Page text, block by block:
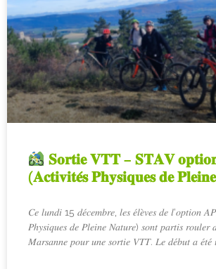
𝐒𝐨𝐫𝐭𝐢𝐞 𝐕𝐓𝐓 – 𝐒𝐓𝐀𝐕
(𝐀𝐜𝐭𝐢𝐯𝐢𝐭𝐞́𝐬 𝐏𝐡𝐲𝐬𝐢𝐪𝐮𝐞𝐬 𝐝𝐞
𝐶𝑒 𝑙𝑢𝑛𝑑𝑖 15 𝑑𝑒́𝑐𝑒𝑚𝑏𝑟𝑒, 𝑙𝑒𝑠 𝑒́𝑙𝑒̀𝑣𝑒𝑠 𝑑𝑒 𝑙’𝑜𝑝𝑡𝑖𝑜𝑛
𝑃ℎ𝑦𝑠𝑖𝑞𝑢𝑒𝑠 𝑑𝑒 𝑃𝑙𝑒𝑖𝑛𝑒 𝑁𝑎𝑡𝑢𝑟𝑒) 𝑠𝑜𝑛𝑡 𝑝𝑎𝑟𝑡𝑖𝑠 𝑟𝑜𝑢𝑙𝑒𝑟
𝑀𝑎𝑟𝑠𝑎𝑛𝑛𝑒 𝑝𝑜𝑢𝑟 𝑢𝑛𝑒 𝑠𝑜𝑟𝑡𝑖𝑒 𝑉𝑇𝑇. 𝐿𝑒 𝑑𝑒́𝑏𝑢𝑡 𝑎 𝑒́𝑡𝑒́